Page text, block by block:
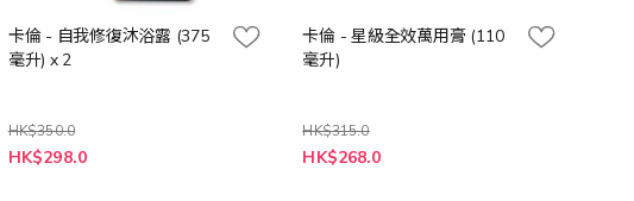
卡倫 - 自我修復沐浴露 (375
毫升) x 2
HK$350.0
特
殊
HK$298.0
卡倫 - 星級全效萬用膏 (110
毫升)
HK$315.0
特
殊
HK$268.0